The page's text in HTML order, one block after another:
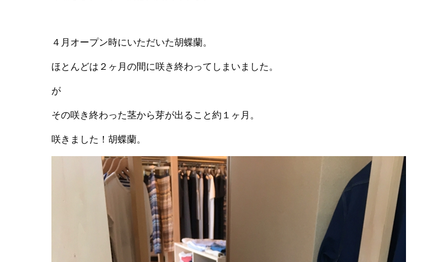
４月オープン時にいただいた胡蝶蘭。
ほとんどは２ヶ月の間に咲き終わってしまいました。
が
その咲き終わった茎から芽が出ること約１ヶ月。
咲きました！胡蝶蘭。